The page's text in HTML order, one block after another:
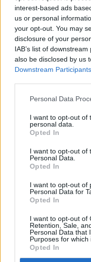
interest-based ads
us or personal
your opt-out. You may
disclosure of your
IAB’s list of
also be disclosed by us
Downstream Participants
Personal Data
I want to opt-out of
personal data.
Opted In
I want to opt-out of
Personal Data.
Opted In
I want to opt-out of
Personal Data for
Opted In
I want to opt-out of
Retention, Sale,
Personal Data that
Purposes for which
Opted In